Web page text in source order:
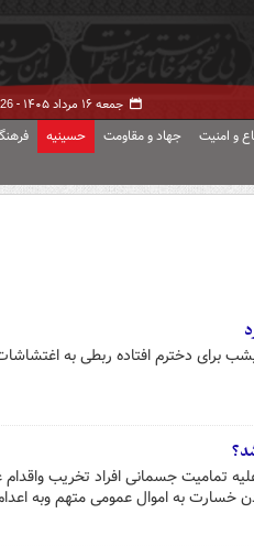
جمعه ۱۶ مرداد ۱۴۰۵ -
و امنیت جهاد و مقاومت حسینیه
برای دخترم افتاده ربطی به
تمامیت جسمانی افراد تخریب
خسارت به اموال عمومی متهم وبه